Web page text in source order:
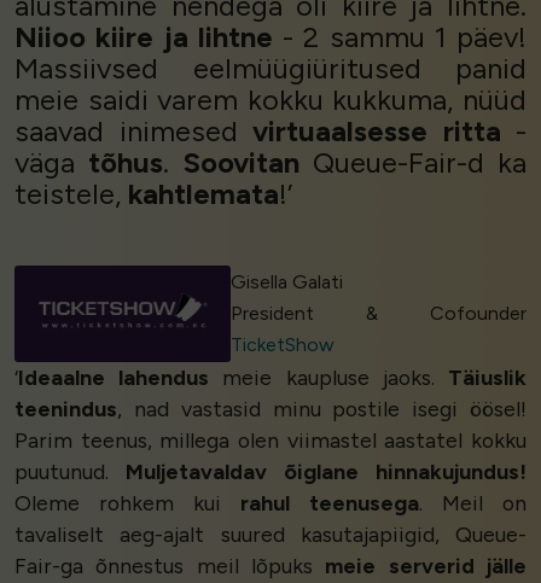
Niioo kiire ja lihtne - 2 sammu 1 päev!
Massiivsed eelmüügiüritused panid
meie saidi varem kokku kukkuma, nüüd
saavad inimesed virtuaalsesse ritta -
väga tõhus. Soovitan Queue-Fair-d ka
teistele, kahtlemata!’
Gisella Galati
President & Cofounder
TicketShow
‘Ideaalne lahendus meie kaupluse jaoks. Täiuslik
teenindus, nad vastasid minu postile isegi öösel!
Parim teenus, millega olen viimastel aastatel kokku
puutunud. Muljetavaldav õiglane hinnakujundus!
Oleme rohkem kui rahul teenusega. Meil on
tavaliselt aeg-ajalt suured kasutajapiigid, Queue-
Fair-ga õnnestus meil lõpuks meie serverid jälle